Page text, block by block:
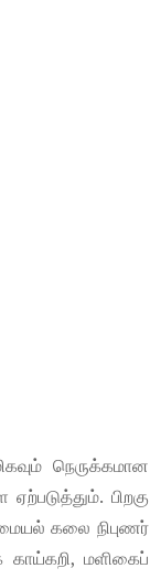
நெருக்கமான
பிறகு
கலை நிபுணர்
மளிகைப்